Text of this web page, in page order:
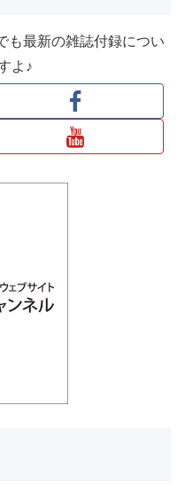
も最新の雑誌付録につい
よ♪